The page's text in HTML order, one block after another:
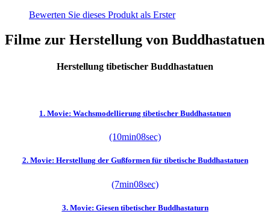
Bewerten Sie dieses Produkt als Erster
Filme zur Herstellung von Buddhastatuen
Herstellung tibetischer Buddhastatuen
1. Movie: Wachsmodellierung tibetischer Buddhastatuen
(10min08sec)
2. Movie: Herstellung der Gußformen für tibetische Buddhastatuen
(7min08sec)
3. Movie: Giesen tibetischer Buddhastaturn